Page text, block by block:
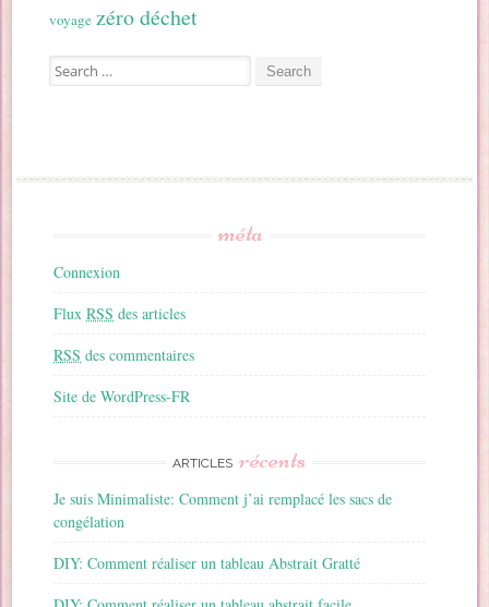
voyage zéro déchet
Search for:
méta
Connexion
FluxRSS des articles
RSS des commentaires
Site de WordPress-FR
ARTICLES récents
Je suis Minimaliste: Comment j’ai remplacé les sacs de
congélation
DIY: Comment réaliser un tableau Abstrait Gratté